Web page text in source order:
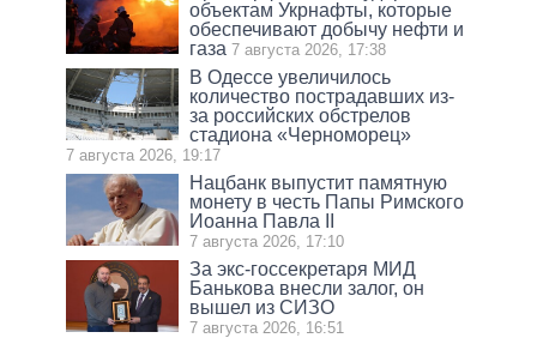
объектам Укрнафты, которые
обеспечивают добычу нефти и
газа 7 августа 2026, 17:38
В Одессе увеличилось
количество пострадавших из-
за российских обстрелов
стадиона «Черноморец»
7 августа 2026, 19:17
Нацбанк выпустит памятную
монету в честь Папы Римского
Иоанна Павла II
7 августа 2026, 17:10
За экс-госсекретаря МИД
Банькова внесли залог, он
вышел из СИЗО
7 августа 2026, 16:51